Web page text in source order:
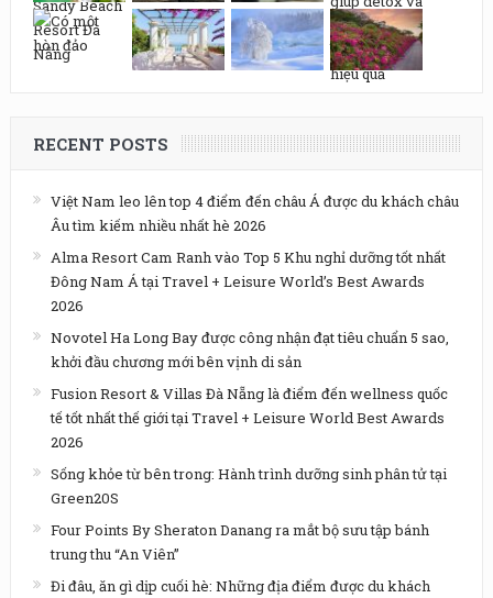
RECENT POSTS
Việt Nam leo lên top 4 điểm đến châu Á được du khách châu
Âu tìm kiếm nhiều nhất hè 2026
Alma Resort Cam Ranh vào Top 5 Khu nghỉ dưỡng tốt nhất
Đông Nam Á tại Travel + Leisure World’s Best Awards
2026
Novotel Ha Long Bay được công nhận đạt tiêu chuẩn 5 sao,
khởi đầu chương mới bên vịnh di sản
Fusion Resort & Villas Đà Nẵng là điểm đến wellness quốc
tế tốt nhất thế giới tại Travel + Leisure World Best Awards
2026
Sống khỏe từ bên trong: Hành trình dưỡng sinh phân tử tại
Green20S
Four Points By Sheraton Danang ra mắt bộ sưu tập bánh
trung thu “An Viên”
Đi đâu, ăn gì dịp cuối hè: Những địa điểm được du khách